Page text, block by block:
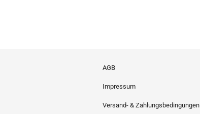
AGB
Impressum
Versand- & Zahlungsbedingungen